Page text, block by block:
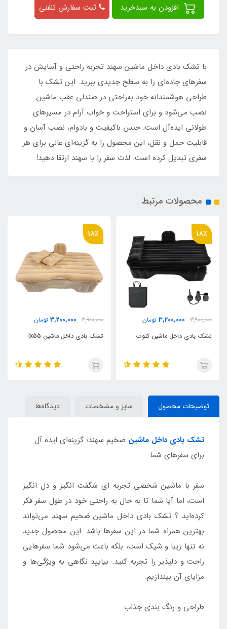
ثبت سفارش تلفنی
با تشک بادی داخل ماشین سهند تجربه راحتی و آسایش در
سفرهای جاده‌ای را به سطح جدیدی ببرید. این تشک با
طراحی هوشمندانه خود به‌راحتی در صندلی عقب ماشین
نصب می‌شود و برای استراحت و خواب آرام در مسیرهای
طولانی ایده‌آل است. جنس باکیفیت و بادوام، نصب آسان و
قابلیت حمل و نقل، این محصول را به گزینه‌ای عالی برای هر
سفری تبدیل کرده است. لذت سفر را با سهند ارتقا دهید!
محصولات مرتبط
کلوت
18٪
3,900,000
3,200,000
تشک بادی داخل ماشین ix55
3,900,000
3,200,000
توضیحات محصول سایز و مشخصات دیدگاه‌ها
تشک بادی داخل ماشین ضخیم سهند؛ گزینه‌ای ایده آل
برای سفرهای شما
سفر با ماشین شخصی تجربه‌ ای شگفت‌ انگیز و دل‌ انگیز
است، اما آیا شما تا به حال به راحتی خود در طول سفر فکر
کرده‌اید ؟ تشک بادی داخل ماشین ضخیم سهند می‌تواند
بهترین همراه شما در این سفرها باشد. این محصول جدید
نه تنها زیبا و شیک است، بلکه باعث می‌شود شما سفرهایی
راحت و دلپذیر را تجربه کنید. بیایید نگاهی به ویژگی‌ها و
مزایای آن بیندازیم.
طراحی و رنگ بندی جذاب